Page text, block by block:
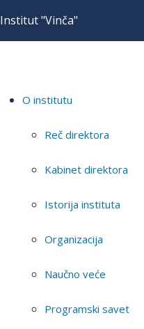
Institut "Vinča"
O institutu
Reč direktora
Kabinet direktora
Istorija instituta
Organizacija
Naučno veće
Programski savet